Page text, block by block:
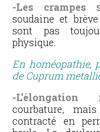
-Les crampes
soudaine et
sont pas
physique.
En homéopathie,
de Cuprum
-L’élongation
courbature,
contracté en